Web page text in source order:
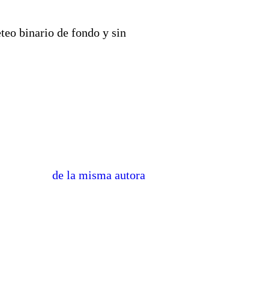
binario de fondo y sin
de la misma autora